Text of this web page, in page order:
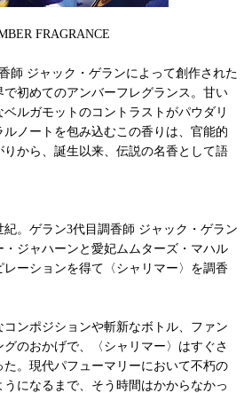
FRAGRANCE
師 ジャック・ゲランによって創作された
で初めてのアンバーフレグランス。甘い
ルガモットのコントラストがパウダリ
ノートを包み込むこの香りは、官能的
から、誕生以来、伝説の名香として語
。ゲラン3代目調香師 ジャック・ゲラン
ジャハーンと愛妃ムムターズ・マハル
ーションを得て〈シャリマー〉を調香
コンポジションや斬新なボトル、ファン
のおかげで、〈シャリマー〉はすぐさ
た。現代パフューマリーにおいて不朽の
になるまで、そう時間はかからなかっ